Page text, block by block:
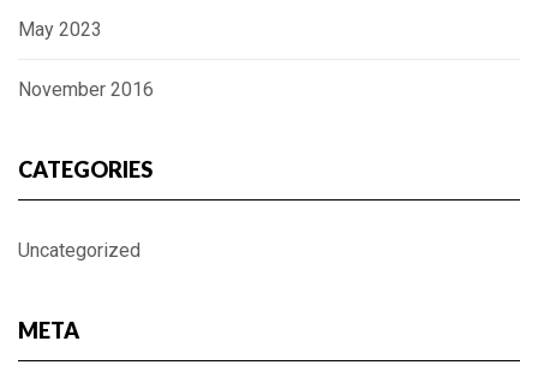
May 2023
November 2016
CATEGORIES
Uncategorized
META